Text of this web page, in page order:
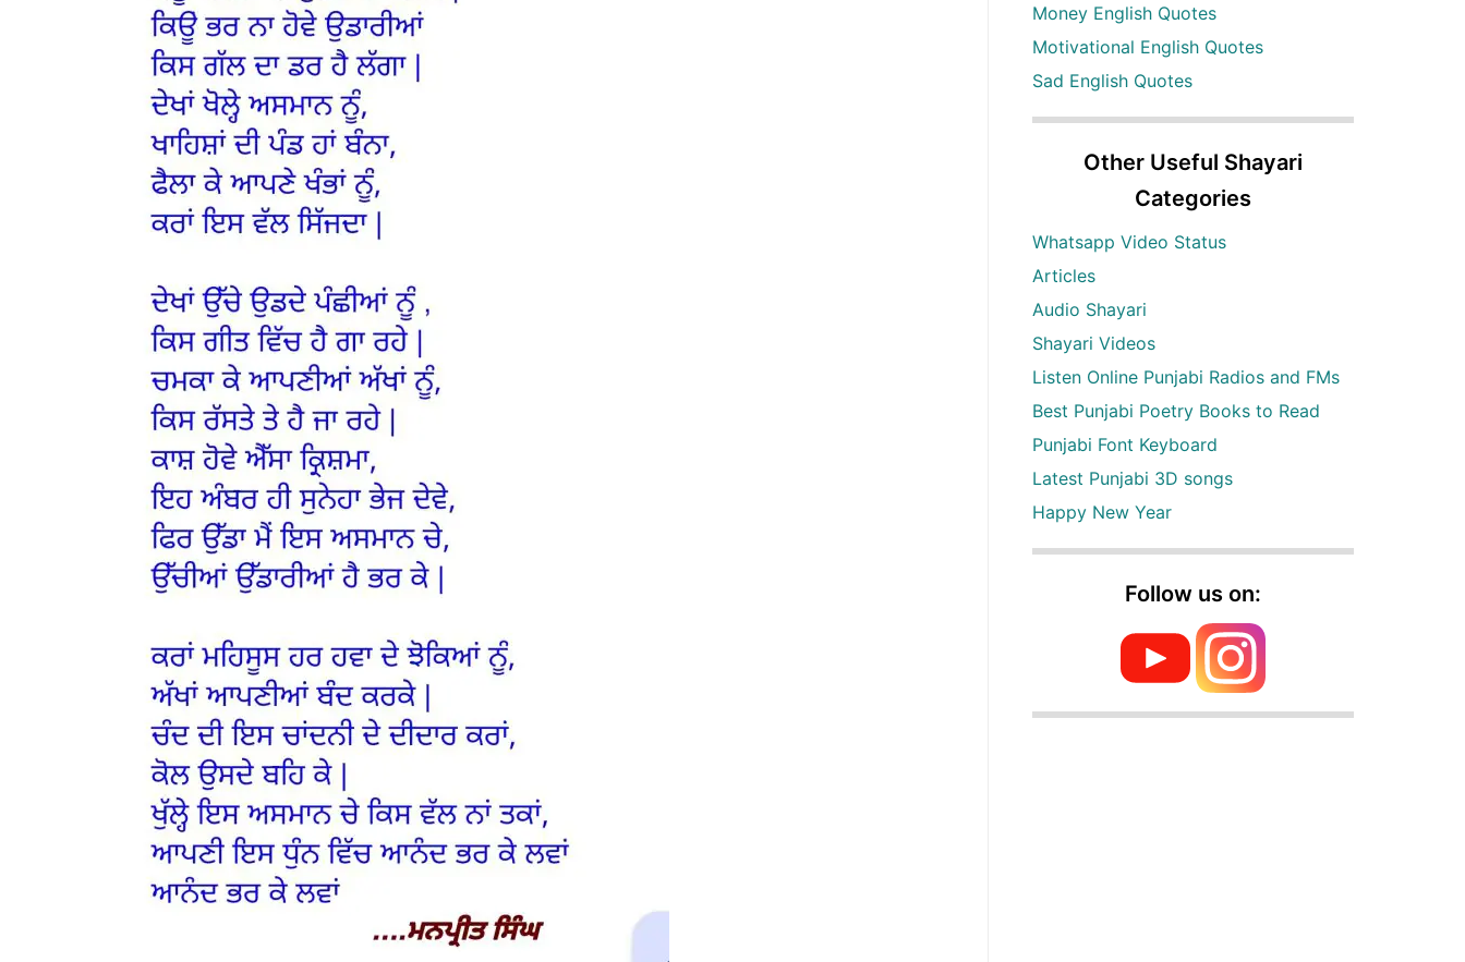
Money English Quotes
Motivational English Quotes
Sad English Quotes
Other Useful Shayari
Categories
Whatsapp Video Status
Articles
Audio Shayari
Shayari Videos
Listen Online Punjabi Radios and FMs
Best Punjabi Poetry Books to Read
Punjabi Font Keyboard
Latest Punjabi 3D songs
Happy New Year
Follow us on: